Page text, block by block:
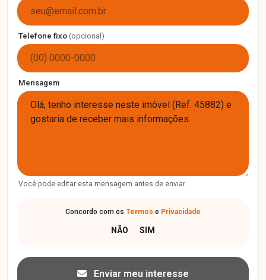
Telefone fixo (opcional)
Mensagem
Você pode editar esta mensagem antes de enviar.
Concordo com os Termos e Privacidade
Enviar meu interesse